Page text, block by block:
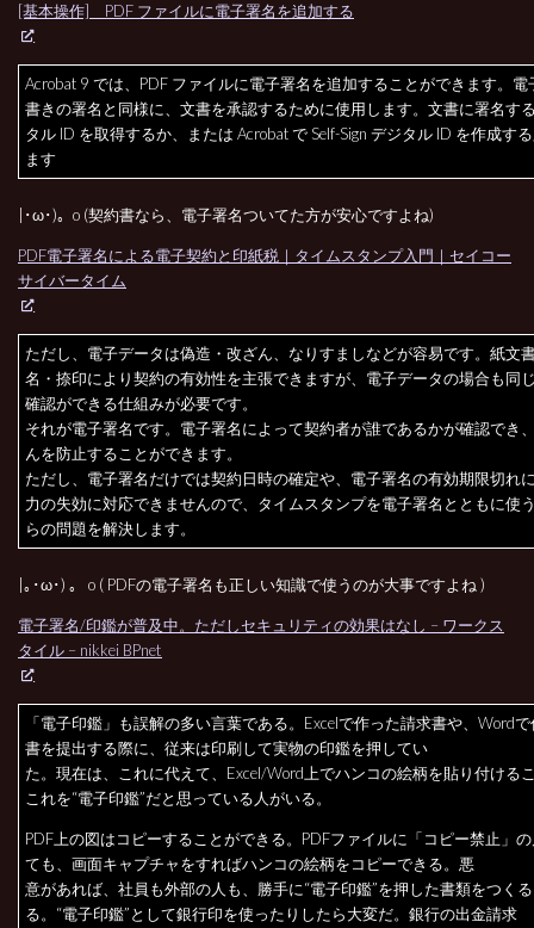
[基本操作] PDF ファイルに電子署名を追加する
Acrobat 9 では、PDF ファイルに電子署名を追加することができます。電
書きの署名と同様に、文書を承認するために使用します。文書に署名す
タル ID を取得するか、または Acrobat で Self-Sign デジタル ID を作成す
ます
|･ω･)。o (契約書なら、電子署名ついてた方が安心ですよね)
PDF電子署名による電子契約と印紙税｜タイムスタンプ入門｜セイコー
サイバータイム
ただし、電子データは偽造・改ざん、なりすましなどが容易です。紙文
名・捺印により契約の有効性を主張できますが、電子データの場合も同
確認ができる仕組みが必要です。
それが電子署名です。電子署名によって契約者が誰であるかが確認でき
んを防止することができます。
ただし、電子署名だけでは契約日時の確定や、電子署名の有効期限切れ
力の失効に対応できませんので、タイムスタンプを電子署名とともに使
らの問題を解決します。
|｡･ω･) 。 o ( PDFの電子署名も正しい知識で使うのが大事ですよね )
電子署名/印鑑が普及中。ただしセキュリティの効果はなし – ワークス
タイル – nikkei BPnet
「電子印鑑」も誤解の多い言葉である。Excelで作った請求書や、Word
書を提出する際に、従来は印刷して実物の印鑑を押してい
た。現在は、これに代えて、Excel/Word上でハンコの絵柄を貼り付ける
これを“電子印鑑”だと思っている人がいる。
PDF上の図はコピーすることができる。PDFファイルに「コピー禁止」
ても、画面キャプチャをすればハンコの絵柄をコピーできる。悪
意があれば、社員も外部の人も、勝手に“電子印鑑”を押した書類をつく
る。“電子印鑑”として銀行印を使ったりしたら大変だ。銀行の出金請求